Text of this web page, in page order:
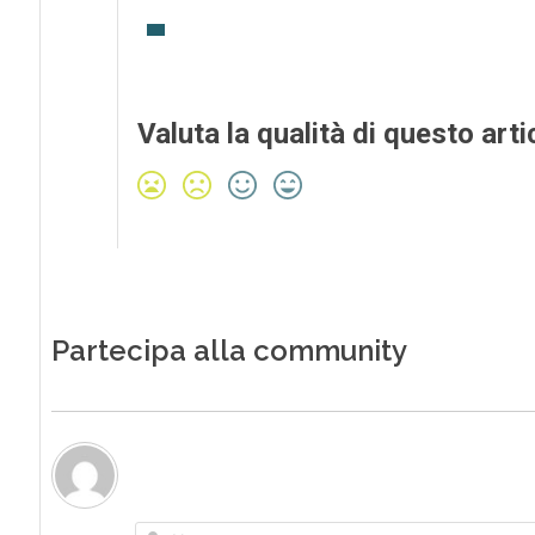
Valuta la qualità di questo
Partecipa alla community